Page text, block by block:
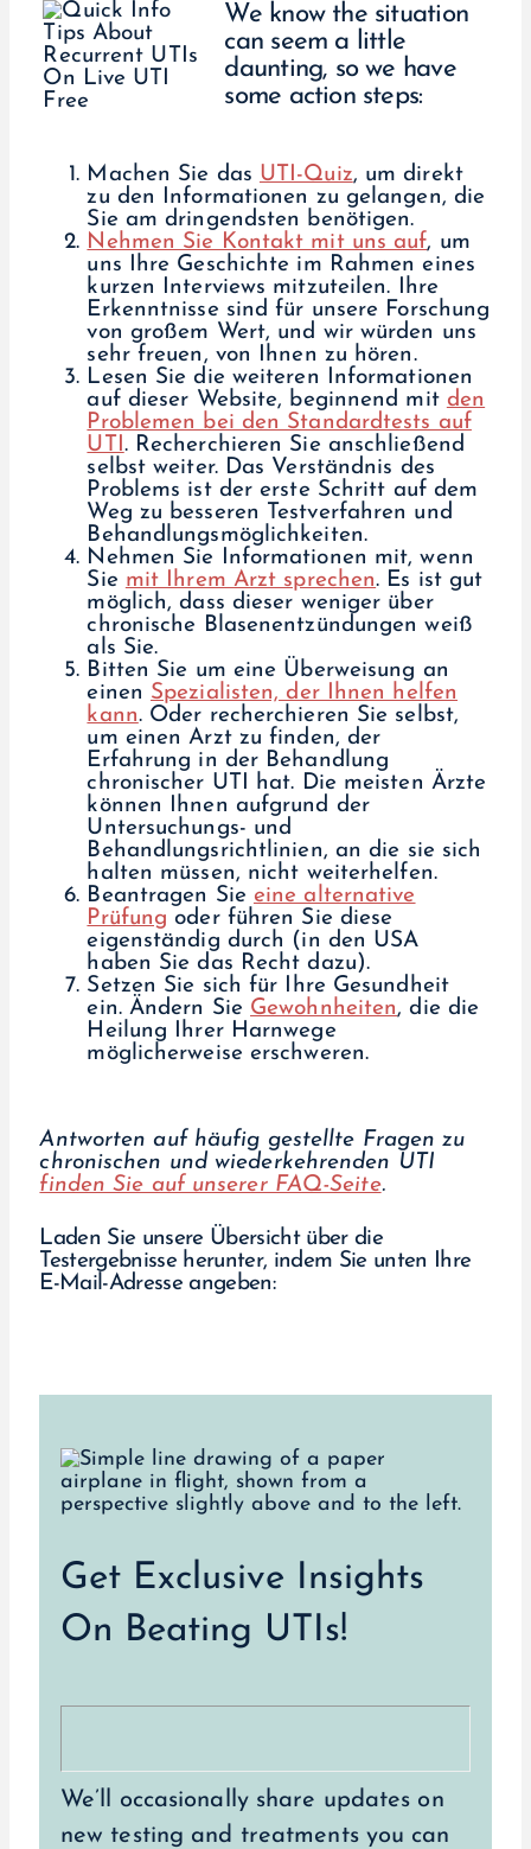
We know the situation
can seem a little
daunting, so we have
some action steps:
Machen Sie das UTI-Quiz, um direkt
zu den Informationen zu gelangen, die
Sie am dringendsten benötigen.
Nehmen Sie Kontakt mit uns auf, um
uns Ihre Geschichte im Rahmen eines
kurzen Interviews mitzuteilen. Ihre
Erkenntnisse sind für unsere Forschung
von großem Wert, und wir würden uns
sehr freuen, von Ihnen zu hören.
Lesen Sie die weiteren Informationen
auf dieser Website, beginnend mit den
Problemen bei den Standardtests auf
UTI. Recherchieren Sie anschließend
selbst weiter. Das Verständnis des
Problems ist der erste Schritt auf dem
Weg zu besseren Testverfahren und
Behandlungsmöglichkeiten.
Nehmen Sie Informationen mit, wenn
Sie mit Ihrem Arzt sprechen. Es ist gut
möglich, dass dieser weniger über
chronische Blasenentzündungen weiß
als Sie.
Bitten Sie um eine Überweisung an
einen Spezialisten, der Ihnen helfen
kann. Oder recherchieren Sie selbst,
um einen Arzt zu finden, der
Erfahrung in der Behandlung
chronischer UTI hat. Die meisten Ärzte
können Ihnen aufgrund der
Untersuchungs- und
Behandlungsrichtlinien, an die sie sich
halten müssen, nicht weiterhelfen.
Beantragen Sie eine alternative
Prüfung oder führen Sie diese
eigenständig durch (in den USA
haben Sie das Recht dazu).
Setzen Sie sich für Ihre Gesundheit
ein. Ändern Sie Gewohnheiten, die die
Heilung Ihrer Harnwege
möglicherweise erschweren.
Antworten auf häufig gestellte Fragen zu
chronischen und wiederkehrenden UTI
finden Sie auf unserer FAQ-Seite.
Laden Sie unsere Übersicht über die
Testergebnisse herunter, indem Sie unten Ihre
E-Mail-Adresse angeben:
Get Exclusive Insights
On Beating UTIs!
We’ll occasionally share updates on
new testing and treatments you can